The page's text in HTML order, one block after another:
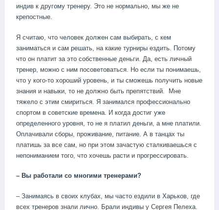
индив к другому тренеру. Это не нормально, мы же не
крепостные.
Я считаю, что человек должен сам выбирать, с кем
заниматься и сам решать, на какие турниры ездить. Потому
что он платит за это собственные деньги. Да, есть личный
тренер, можно с ним посоветоваться. Но если ты понимаешь,
что у кого-то хороший уровень, и ты сможешь получить новые
знания и навыки, то не должно быть препятствий. Мне
тяжело с этим смириться. Я занимался профессионально
спортом в советские времена. И когда достиг уже
определенного уровня, то не я платил деньги, а мне платили.
Оплачивали сборы, проживание, питание. А в танцах ты
платишь за все сам, но при этом зачастую сталкиваешься с
непониманием того, что хочешь расти и прогрессировать.
– Вы работали со многими тренерами?
– Занимаясь в своих клубах, мы часто ездили в Харьков, где
всех тренеров знали лично. Брали индивы у Сергея Пелеха.